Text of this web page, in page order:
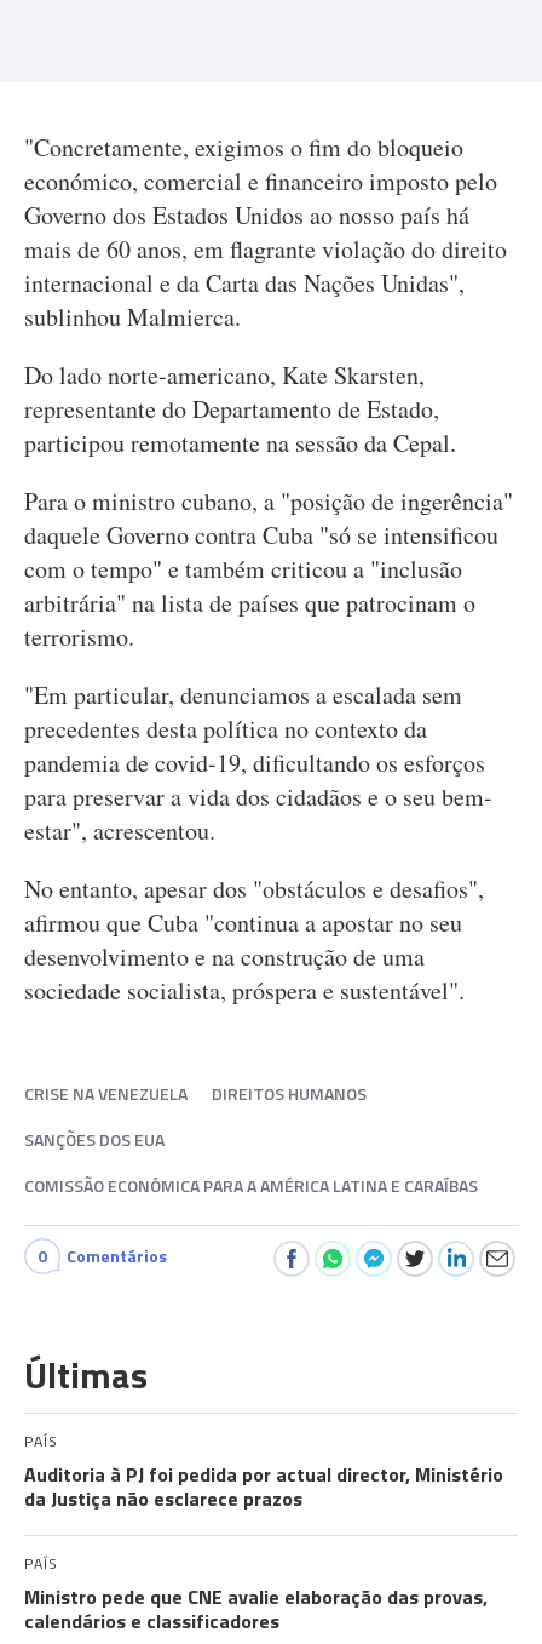
"Concretamente, exigimos o fim do bloqueio
económico, comercial e financeiro imposto pelo
Governo dos Estados Unidos ao nosso país há
mais de 60 anos, em flagrante violação do direito
internacional e da Carta das Nações Unidas",
sublinhou Malmierca.
Do lado norte-americano, Kate Skarsten,
representante do Departamento de Estado,
participou remotamente na sessão da Cepal.
Para o ministro cubano, a "posição de ingerência"
daquele Governo contra Cuba "só se intensificou
com o tempo" e também criticou a "inclusão
arbitrária" na lista de países que patrocinam o
terrorismo.
"Em particular, denunciamos a escalada sem
precedentes desta política no contexto da
pandemia de covid-19, dificultando os esforços
para preservar a vida dos cidadãos e o seu bem-
estar", acrescentou.
No entanto, apesar dos "obstáculos e desafios",
afirmou que Cuba "continua a apostar no seu
desenvolvimento e na construção de uma
sociedade socialista, próspera e sustentável".
CRISE NA VENEZUELA
DIREITOS HUMANOS
SANÇÕES DOS EUA
COMISSÃO ECONÓMICA PARA A AMÉRICA LATINA E CARAÍBAS
0 Comentários
Últimas
PAÍS
Auditoria à PJ foi pedida por actual director, Ministério
da Justiça não esclarece prazos
PAÍS
Ministro pede que CNE avalie elaboração das provas,
calendários e classificadores